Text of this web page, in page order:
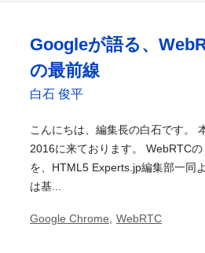
Googleが語る、
の最前線
白石 俊平
こんにちは、編集長の白石です。
2016に来ております。 WebRTC
を、HTML5 Experts.jp編集部一同
は基...
Google Chrome WebRTC